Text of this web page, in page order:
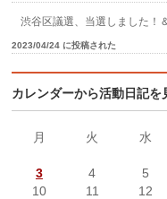
渋谷区議選、当選しました！
2023/04/24 に投稿された
カレンダーから活動日記を
月
火 水
3
4 5
10
11 12